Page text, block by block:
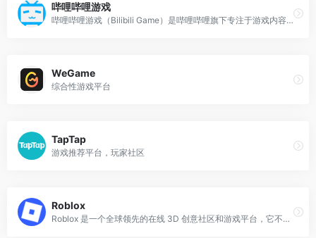
哔哩哔哩游戏
哔哩哔哩游戏（Bilibili Game）是哔哩哔哩旗下专注于游戏内容与服务的业务平台，聚合了游戏资讯、社区互动、赛事直播、游戏发行与运营等多元化功能。
WeGame
综合性游戏平台
TapTap
游戏推荐平台，玩家社区
Roblox
Roblox 是一个全球领先的在线 3D 创意社区和游戏平台，它不仅仅是一个游戏网站，更是一个集游戏开发、社交互动、虚拟经济于一体的庞大生态系统。